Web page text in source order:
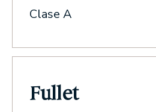
Clase A
Fullet